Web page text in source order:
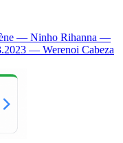
— Ninho Rihanna —
— Werenoi Cabeza